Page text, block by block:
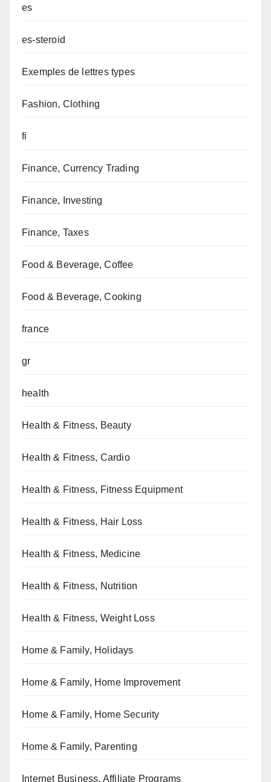
es
es-steroid
Exemples de lettres types
Fashion, Clothing
fi
Finance, Currency Trading
Finance, Investing
Finance, Taxes
Food & Beverage, Coffee
Food & Beverage, Cooking
france
gr
health
Health & Fitness, Beauty
Health & Fitness, Cardio
Health & Fitness, Fitness Equipment
Health & Fitness, Hair Loss
Health & Fitness, Medicine
Health & Fitness, Nutrition
Health & Fitness, Weight Loss
Home & Family, Holidays
Home & Family, Home Improvement
Home & Family, Home Security
Home & Family, Parenting
Internet Business, Affiliate Programs